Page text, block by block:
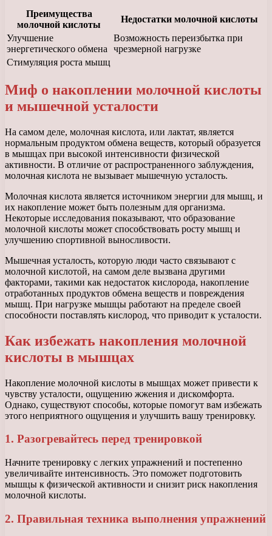
Преимущества
молочной кислоты
Недостатки молочной кислоты
Улучшение
энергетического обмена
Возможность переизбытка при
чрезмерной нагрузке
Стимуляция роста мышц
Миф о накоплении молочной кислоты
и мышечной усталости
На самом деле, молочная кислота, или лактат, является
нормальным продуктом обмена веществ, который образуется
в мышцах при высокой интенсивности физической
активности. В отличие от распространенного заблуждения,
молочная кислота не вызывает мышечную усталость.
Молочная кислота является источником энергии для мышц, и
их накопление может быть полезным для организма.
Некоторые исследования показывают, что образование
молочной кислоты может способствовать росту мышц и
улучшению спортивной выносливости.
Мышечная усталость, которую люди часто связывают с
молочной кислотой, на самом деле вызвана другими
факторами, такими как недостаток кислорода, накопление
отработанных продуктов обмена веществ и повреждения
мышц. При нагрузке мышцы работают на пределе своей
способности поставлять кислород, что приводит к усталости.
Как избежать накопления молочной
кислоты в мышцах
Накопление молочной кислоты в мышцах может привести к
чувству усталости, ощущению жжения и дискомфорта.
Однако, существуют способы, которые помогут вам избежать
этого неприятного ощущения и улучшить вашу тренировку.
1. Разогревайтесь перед тренировкой
Начните тренировку с легких упражнений и постепенно
увеличивайте интенсивность. Это поможет подготовить
мышцы к физической активности и снизит риск накопления
молочной кислоты.
2. Правильная техника выполнения упражнений